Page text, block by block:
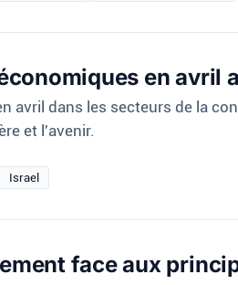
en avril
avril dans les secteurs de la
et l'avenir.
Israel
face aux